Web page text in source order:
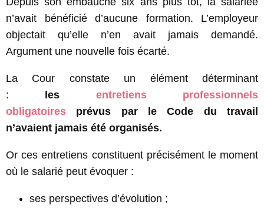
n’avait bénéficié d’aucune formation. L’employeur
objectait qu’elle n’en avait jamais demandé.
Argument une nouvelle fois écarté.
La Cour constate un élément déterminant
: les entretiens professionnels
obligatoires prévus par le Code du travail
n’avaient jamais été organisés.
Or ces entretiens constituent précisément le moment
où le salarié peut évoquer :
ses perspectives d’évolution ;